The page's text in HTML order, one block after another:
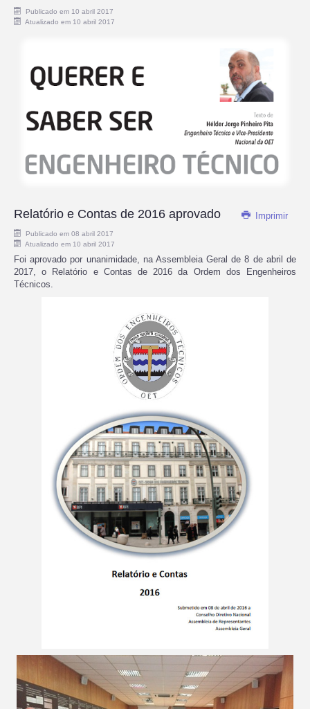
Publicado em 10 abril 2017
Atualizado em 10 abril 2017
Imprimir
Relatório e Contas de 2016 aprovado
Publicado em 08 abril 2017
Atualizado em 10 abril 2017
Foi aprovado por unanimidade, na Assembleia Geral de 8 de abril de
2017, o Relatório e Contas de 2016 da Ordem dos Engenheiros
Técnicos.